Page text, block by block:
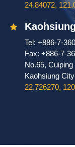
24.84072,
Tel: +886-7-
Fax: +886-7-
No.65,
Kaohsiung
22.726270,